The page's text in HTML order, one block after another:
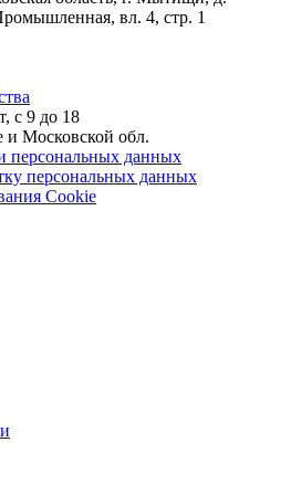
вл. 4, стр. 1
с 9 до 18
и Московской обл.
персональных данных
персональных данных
Cookie